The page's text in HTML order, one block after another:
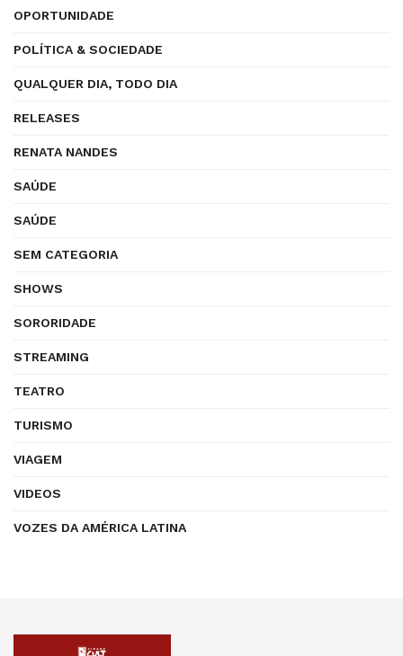
OPORTUNIDADE
POLÍTICA & SOCIEDADE
QUALQUER DIA, TODO DIA
RELEASES
RENATA NANDES
SAÚDE
SAÚDE
SEM CATEGORIA
SHOWS
SORORIDADE
STREAMING
TEATRO
TURISMO
VIAGEM
VIDEOS
VOZES DA AMÉRICA LATINA